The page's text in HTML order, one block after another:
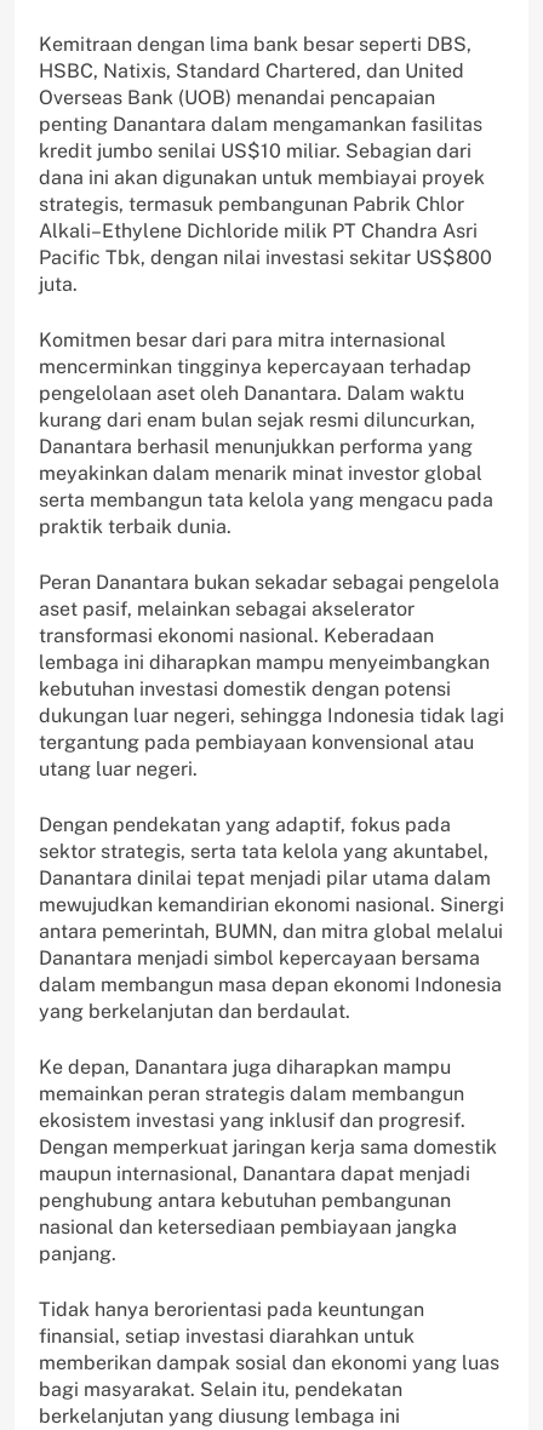
Kemitraan dengan lima bank besar seperti DBS,
HSBC, Natixis, Standard Chartered, dan United
Overseas Bank (UOB) menandai pencapaian
penting Danantara dalam mengamankan fasilitas
kredit jumbo senilai US$10 miliar. Sebagian dari
dana ini akan digunakan untuk membiayai proyek
strategis, termasuk pembangunan Pabrik Chlor
Alkali–Ethylene Dichloride milik PT Chandra Asri
Pacific Tbk, dengan nilai investasi sekitar US$800
juta.
Komitmen besar dari para mitra internasional
mencerminkan tingginya kepercayaan terhadap
pengelolaan aset oleh Danantara. Dalam waktu
kurang dari enam bulan sejak resmi diluncurkan,
Danantara berhasil menunjukkan performa yang
meyakinkan dalam menarik minat investor global
serta membangun tata kelola yang mengacu pada
praktik terbaik dunia.
Peran Danantara bukan sekadar sebagai pengelola
aset pasif, melainkan sebagai akselerator
transformasi ekonomi nasional. Keberadaan
lembaga ini diharapkan mampu menyeimbangkan
kebutuhan investasi domestik dengan potensi
dukungan luar negeri, sehingga Indonesia tidak lagi
tergantung pada pembiayaan konvensional atau
utang luar negeri.
Dengan pendekatan yang adaptif, fokus pada
sektor strategis, serta tata kelola yang akuntabel,
Danantara dinilai tepat menjadi pilar utama dalam
mewujudkan kemandirian ekonomi nasional. Sinergi
antara pemerintah, BUMN, dan mitra global melalui
Danantara menjadi simbol kepercayaan bersama
dalam membangun masa depan ekonomi Indonesia
yang berkelanjutan dan berdaulat.
Ke depan, Danantara juga diharapkan mampu
memainkan peran strategis dalam membangun
ekosistem investasi yang inklusif dan progresif.
Dengan memperkuat jaringan kerja sama domestik
maupun internasional, Danantara dapat menjadi
penghubung antara kebutuhan pembangunan
nasional dan ketersediaan pembiayaan jangka
panjang.
Tidak hanya berorientasi pada keuntungan
finansial, setiap investasi diarahkan untuk
memberikan dampak sosial dan ekonomi yang luas
bagi masyarakat. Selain itu, pendekatan
berkelanjutan yang diusung lembaga ini